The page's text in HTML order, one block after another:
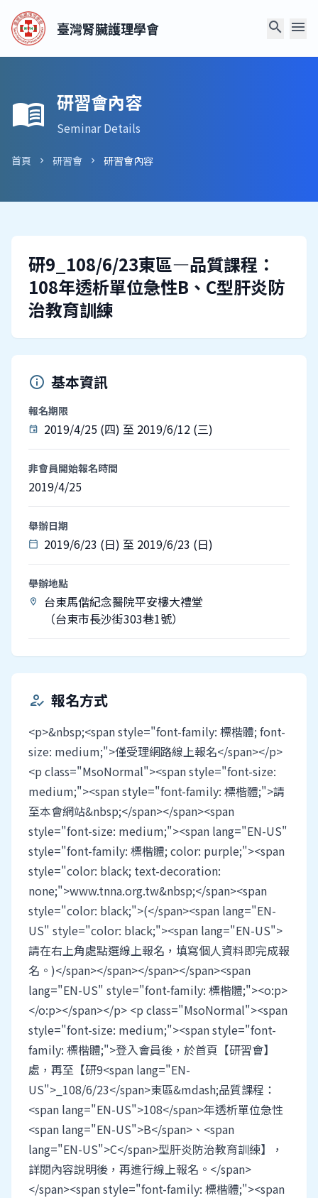
臺灣腎臟護理學會 search menu
menu_book 研習會內容
Seminar Details
首頁 chevron_right 研習會 chevron_right 研習會內容
研9_108/6/23東區—品質課程：
108年透析單位急性B、C型肝炎防
治教育訓練
info 基本資訊
報名期限
event 2019/4/25 (四) 至 2019/6/12 (三)
非會員開始報名時間
2019/4/25
舉辦日期
calendar_today 2019/6/23 (日) 至 2019/6/23 (日)
舉辦地點
location_on
台東馬偕紀念醫院平安樓大禮堂
（台東市長沙街303巷1號）
how_to_reg 報名方式
<p>&nbsp;<span style="font-family: 標楷體; font-
size: medium;">僅受理網路線上報名</span></p>
<p class="MsoNormal"><span style="font-size:
medium;"><span style="font-family: 標楷體;">請
至本會網站&nbsp;</span></span><span
style="font-size: medium;"><span lang="EN-US"
style="font-family: 標楷體; color: purple;"><span
style="color: black; text-decoration:
none;">www.tnna.org.tw&nbsp;</span><span
style="color: black;">(</span><span lang="EN-
US" style="color: black;"><span lang="EN-US">
請在右上角處點選線上報名，填寫個人資料即完成報
名。)</span></span></span></span><span
lang="EN-US" style="font-family: 標楷體;"><o:p>
</o:p></span></p> <p class="MsoNormal"><span
style="font-size: medium;"><span style="font-
family: 標楷體;">登入會員後，於首頁【研習會】
處，再至【研9<span lang="EN-
US">_108/6/23</span>東區&mdash;品質課程：
<span lang="EN-US">108</span>年透析單位急性
<span lang="EN-US">B</span>、<span
lang="EN-US">C</span>型肝炎防治教育訓練】，
詳閱內容說明後，再進行線上報名。</span>
</span><span style="font-family: 標楷體;"><span